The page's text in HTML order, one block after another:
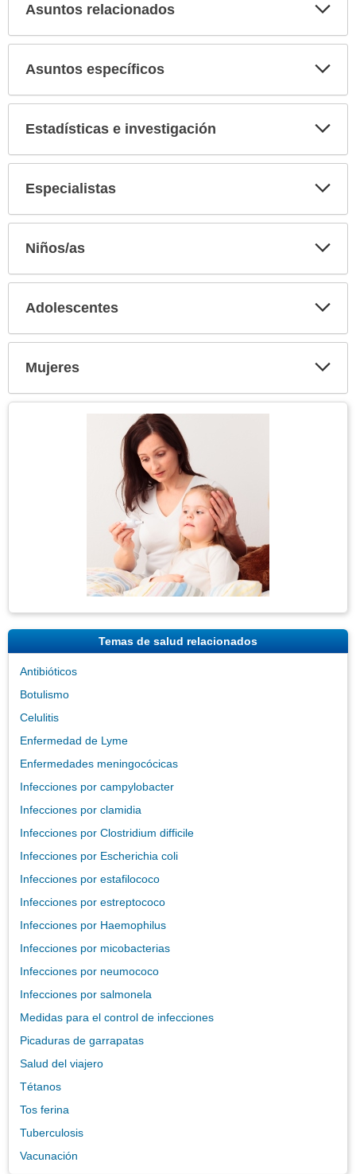
Asuntos relacionados
Asuntos específicos
Estadísticas e investigación
Especialistas
Niños/as
Adolescentes
Mujeres
Temas de salud relacionados
Antibióticos
Botulismo
Celulitis
Enfermedad de Lyme
Enfermedades meningocócicas
Infecciones por campylobacter
Infecciones por clamidia
Infecciones por Clostridium difficile
Infecciones por Escherichia coli
Infecciones por estafilococo
Infecciones por estreptococo
Infecciones por Haemophilus
Infecciones por micobacterias
Infecciones por neumococo
Infecciones por salmonela
Medidas para el control de infecciones
Picaduras de garrapatas
Salud del viajero
Tétanos
Tos ferina
Tuberculosis
Vacunación